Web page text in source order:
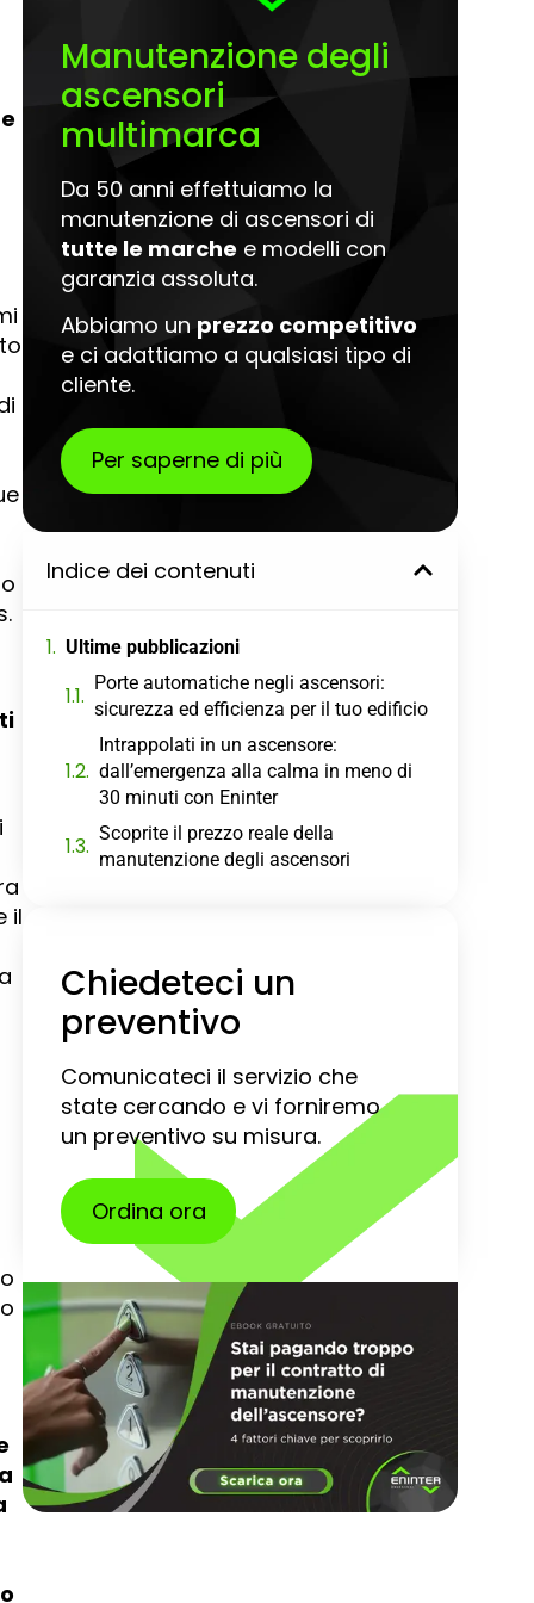
il
Manutenzione degli
ascensori
multimarca
Da 50 anni effettuiamo la
manutenzione di ascensori di
tutte le marche e modelli con
garanzia assoluta.
Abbiamo un prezzo competitivo
e ci adattiamo a qualsiasi tipo di
cliente.
Per saperne di più
Indice dei contenuti
Ultime pubblicazioni
Porte automatiche negli ascensori:
sicurezza ed efficienza per il tuo edificio
Intrappolati in un ascensore:
dall’emergenza alla calma in meno di
30 minuti con Eninter
Scoprite il prezzo reale della
manutenzione degli ascensori
Chiedeteci un
preventivo
Comunicateci il servizio che
state cercando e vi forniremo
un preventivo su misura.
Ordina ora